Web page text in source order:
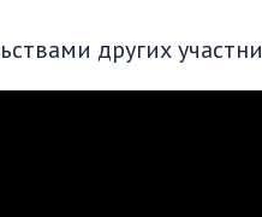
других